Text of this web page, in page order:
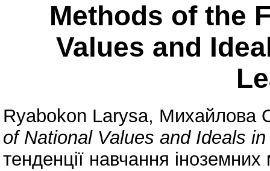
Methods of the
Values and
Ryabokon Larysa, Михайлова
of National Values and Ideals
тенденції навчання